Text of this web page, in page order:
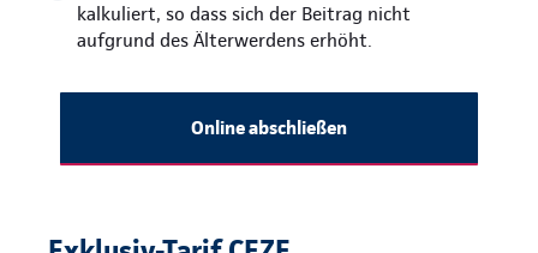
kalkuliert, so dass sich der Beitrag nicht
aufgrund des Älterwerdens erhöht.
Online abschließen